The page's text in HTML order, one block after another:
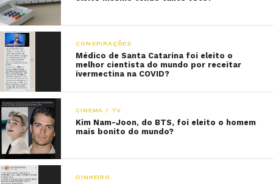
CONSPIRAÇÕES
Médico de Santa Catarina foi eleito o
melhor cientista do mundo por receitar
ivermectina na COVID?
CINEMA / TV
Kim Nam-Joon, do BTS, foi eleito o homem
mais bonito do mundo?
DINHEIRO